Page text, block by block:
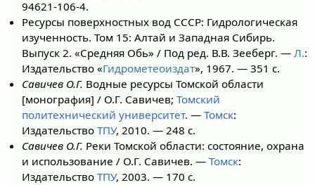
94621-106-4.
Ресурсы поверхностных вод СССР: Гидрологическая
изученность. Том 15: Алтай и Западная Сибирь.
Выпуск 2. «Средняя Обь» / Под ред. В.В. Зееберг. —Л.:
Издательство «Гидрометеоиздат», 1967. — 351 с.
Савичев О.Г. Водные ресурсы Томской области
[монография] / О.Г. Савичев;Томский
политехнический университет. —Томск:
ИздательствоТПУ, 2010. — 248 с.
Савичев О.Г. Реки Томской области: состояние, охрана
и использование / О.Г. Савичев. —Томск:
ИздательствоТПУ, 2003. — 170 с.